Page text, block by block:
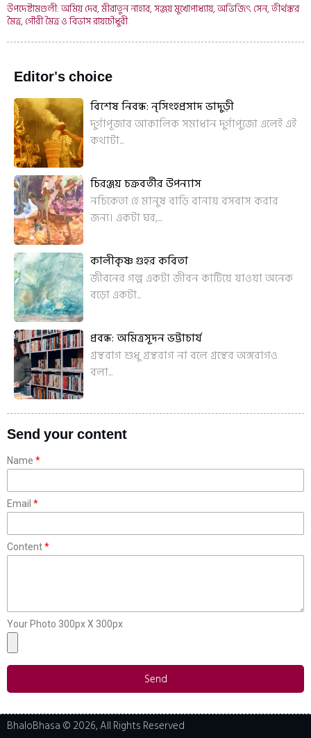
উপদেষ্টামণ্ডলী: অমিয় দেব, মীরাতুন নাহার, সঞ্জয় মুখোপাধ্যায়, অভিজিৎ সেন, তীর্থঙ্কর
মৈত্র, গৌরী মৈত্র ও বিভাস রায়চৌধুরী
Editor's choice
বিশেষ নিবন্ধ: নৃসিংহপ্রসাদ ভাদুড়ী
দুর্গাপূজার আকালিক সমাধান দুর্গাপুজো এলেই এই
কথাটা...
চিরঞ্জয় চক্রবর্তীর উপন্যাস
নচিকেতা হে মানুষ বাড়ি বানায় বসবাস করার
জন্য। একটা ঘর,...
কালীকৃষ্ণ গুহর কবিতা
জীবনের গল্প একটা জীবন কাটিয়ে যাওয়া অনেক
বড়ো একটা...
প্রবন্ধ: অমিত্রসূদন ভট্টাচার্য
গ্রন্থরাগ শুধু গ্রন্থরাগ না বলে গ্রন্থের অঙ্গরাগও
বলা...
Send your content
Name
Email
Content
Your Photo 300px X 300px
Send
BhaloBhasa © 2026, All Rights Reserved